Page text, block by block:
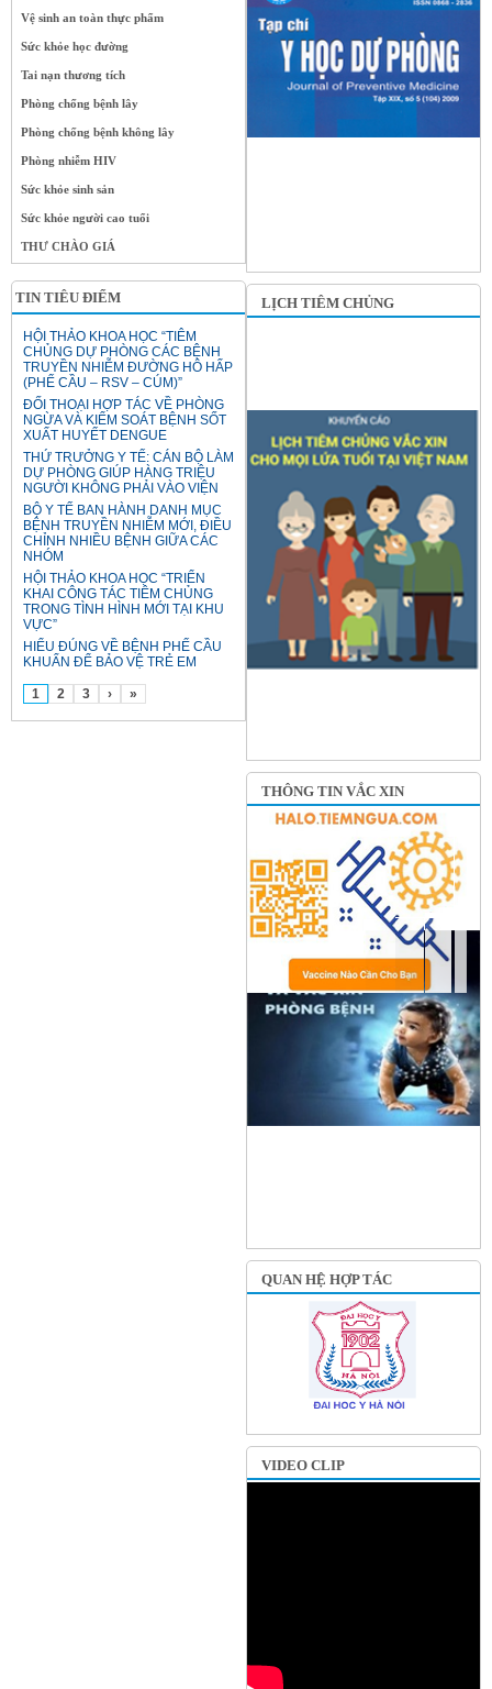
Vệ sinh an toàn thực phẩm
Sức khỏe học đường
Tai nạn thương tích
Phòng chống bệnh lây
Phòng chống bệnh không lây
Phòng nhiễm HIV
Sức khỏe sinh sản
Sức khỏe người cao tuổi
THƯ CHÀO GIÁ
TIN TIÊU ĐIỂM
HỘI THẢO KHOA HỌC “TIÊM
CHỦNG DỰ PHÒNG CÁC BỆNH
TRUYỀN NHIỄM ĐƯỜNG HÔ HẤP
(PHẾ CẦU – RSV – CÚM)”
ĐỐI THOẠI HỢP TÁC VỀ PHÒNG
NGỪA VÀ KIỂM SOÁT BỆNH SỐT
XUẤT HUYẾT DENGUE
THỨ TRƯỞNG Y TẾ: CÁN BỘ LÀM
DỰ PHÒNG GIÚP HÀNG TRIỆU
NGƯỜI KHÔNG PHẢI VÀO VIỆN
BỘ Y TẾ BAN HÀNH DANH MỤC
BỆNH TRUYỀN NHIỄM MỚI, ĐIỀU
CHỈNH NHIỀU BỆNH GIỮA CÁC
NHÓM
HỘI THẢO KHOA HỌC “TRIỂN
KHAI CÔNG TÁC TIÊM CHỦNG
TRONG TÌNH HÌNH MỚI TẠI KHU
VỰC”
HIỂU ĐÚNG VỀ BỆNH PHẾ CẦU
KHUẨN ĐỂ BẢO VỆ TRẺ EM
1 2 3 › »
LỊCH TIÊM CHỦNG
THÔNG TIN VẮC XIN
QUAN HỆ HỢP TÁC
VIDEO CLIP